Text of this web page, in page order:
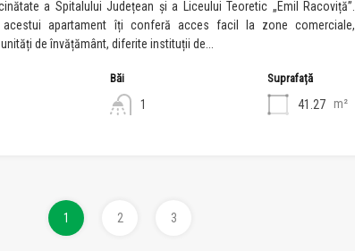
a Spitalului Județean și a Liceului Teoretic „Emil Racoviță”.
acestui apartament îți conferă acces facil la zone comerciale,
de învățământ, diferite instituții de...
Băi
1
Suprafață
41.27 m²
1 2 3